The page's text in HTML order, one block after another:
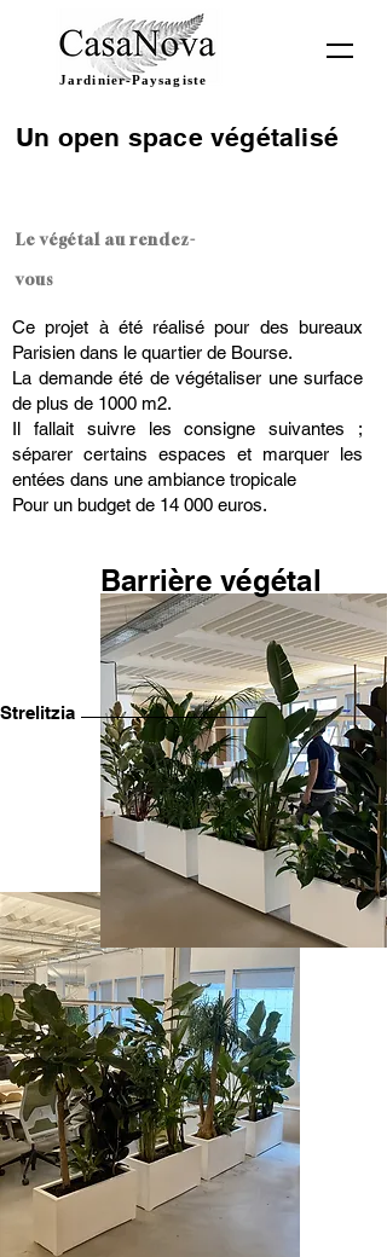
Jardinier-Paysagiste
Comment aménager des bureaux
Un open space végétalisé
Le végétal au rendez-
vous
Ce projet à été réalisé pour des bureaux
Parisien dans le quartier de Bourse.
La demande été de végétaliser une surface
de plus de 1000 m2.
Il fallait suivre les consigne suivantes ;
séparer certains espaces et marquer les
entées dans une ambiance tropicale
Pour un budget de 14 000 euros.
Barrière végétal
Strelitzia